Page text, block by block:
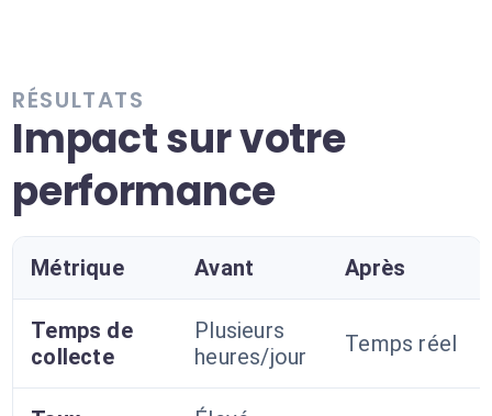
RÉSULTATS
Impact sur votre
performance
Métrique Avant Après
Temps de
collecte
Plusieurs
heures/jour
Temps réel